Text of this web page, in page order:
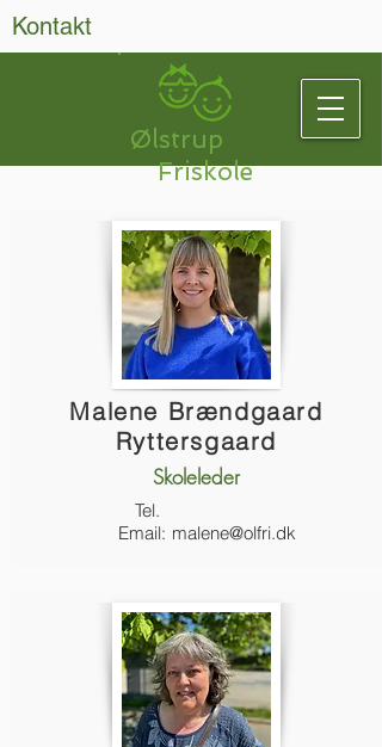
Ølstrup
Friskole
Kontakt
Malene Brændgaard
Ryttersgaard
Skoleleder
Tel.
Email: malene@olfri.dk